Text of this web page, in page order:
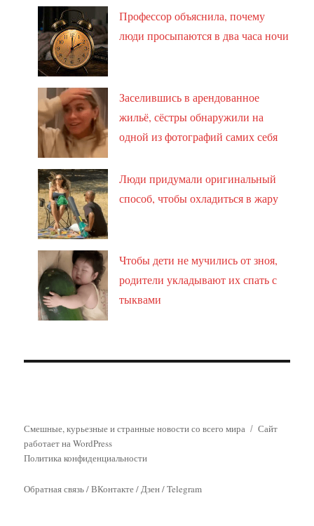
Профессор объяснила, почему
люди просыпаются в два часа ночи
Заселившись в арендованное
жильё, сёстры обнаружили на
одной из фотографий самих себя
Люди придумали оригинальный
способ, чтобы охладиться в жару
Чтобы дети не мучились от зноя,
родители укладывают их спать с
тыквами
Смешные, курьезные и странные новости со всего мира
Сайт
работает на WordPress
Политика конфиденциальности
Обратная связь/ВКонтакте/Дзен/Telegram